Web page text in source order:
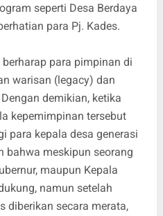
seperti Desa Berdaya
para Pj. Kades.
para pimpinan di
warisan (legacy) dan
demikian, ketika
kepemimpinan tersebut
para kepala desa generasi
bahwa meskipun seorang
maupun Kepala
namun setelah
diberikan secara merata,